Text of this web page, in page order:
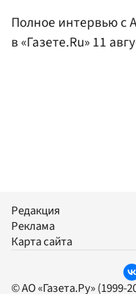
Полное интервью с
в «Газете.Ru» 11
Редакция
Реклама
Карта сайта
© АО «Газета.Ру» (1999-